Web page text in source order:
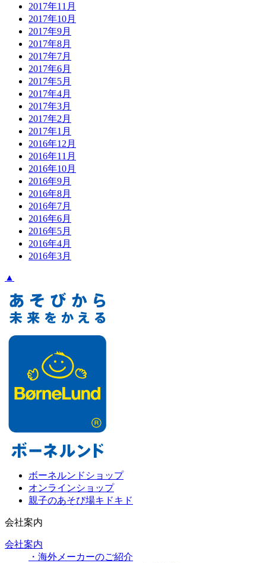
2017年11月
2017年10月
2017年9月
2017年8月
2017年7月
2017年6月
2017年5月
2017年4月
2017年3月
2017年2月
2017年1月
2016年12月
2016年11月
2016年10月
2016年9月
2016年8月
2016年7月
2016年6月
2016年5月
2016年4月
2016年3月
▲
ボーネルンドショップ
オンラインショップ
親子のあそび場キドキド
会社案内
会社案内
・海外メーカーのご紹介